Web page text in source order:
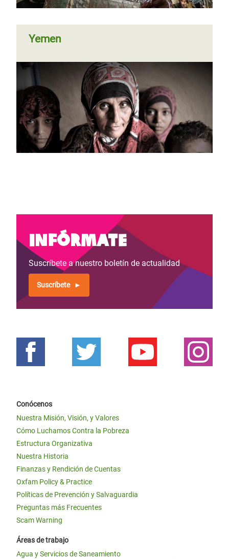
Yemen
Infórmate
Suscríbete a nuestro boletín de actualidad
Suscríbete
Conócenos
Nuestra Misión, Visión, y Valores
Cómo Luchamos Contra la Pobreza
Estructura Organizativa
Nuestra Historia
Finanzas y Rendición de Cuentas
Oxfam Policy & Practice
Políticas de Prevención y Salvaguardia
Preguntas más Frecuentes
Scam Warning
Áreas de trabajo
Agua y Servicios de Saneamiento